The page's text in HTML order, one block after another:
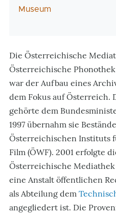
Museum
Die Österreichische
Österreichische
war der Aufbau eines
dem Fokus auf Österreich.
gehörte dem
1997 übernahm sie
Österreichischen Instituts
Film (ÖWF). 2001 erfolgte
Österreichische
eine Anstalt öffentlichen
als Abteilung dem
angegliedert ist. Die